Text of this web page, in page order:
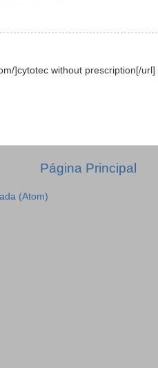
]cytotec without prescription[/url]
Página Principal
(Atom)